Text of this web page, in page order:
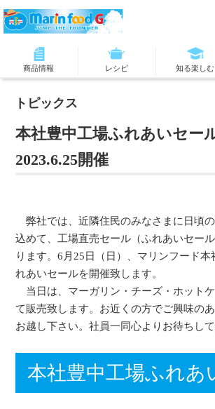
商品情報 レシピ 知る楽しむ
トピックス
本社豊中工場ふれあいセー
2023.6.25開催
弊社では、近隣住民のみなさまに日頃
込めて、工場直売セール（ふれあいセー
ります。6月25日（日）、マリンフード本
れあいセールを開催致します。
当日は、マーガリン・チーズ・ホット
て販売致します。お近くの方でご興味の
お越し下さい。社員一同心よりお待ちして
本社豊中工場ふれあ